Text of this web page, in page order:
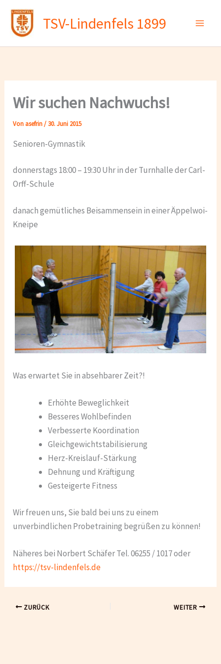
Zum
Inhalt
springen
TSV-Lindenfels 1899
Wir suchen Nachwuchs!
Von asefrin/ 30. Juni 2015
Senioren-Gymnastik
donnerstags 18:00 – 19:30 Uhr in der Turnhalle der Carl-
Orff-Schule
danach gemütliches Beisammensein in einer Äppelwoi-
Kneipe
Was erwartet Sie in absehbarer Zeit?!
Erhöhte Beweglichkeit
Besseres Wohlbefinden
Verbesserte Koordination
Gleichgewichtstabilisierung
Herz-Kreislauf-Stärkung
Dehnung und Kräftigung
Gesteigerte Fitness
Wir freuen uns, Sie bald bei uns zu einem
unverbindlichen Probetraining begrüßen zu können!
Näheres bei Norbert Schäfer Tel. 06255 / 1017 oder
https://tsv-lindenfels.de
ZURÜCK WEITER